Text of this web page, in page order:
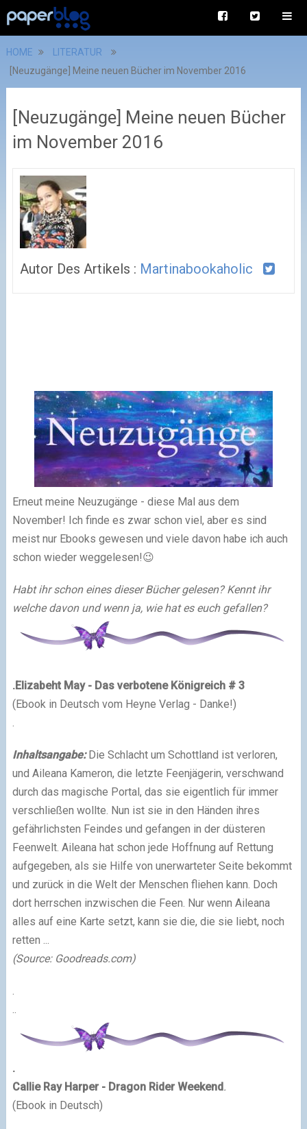
HOME
LITERATUR
[Neuzugänge] Meine neuen Bücher im November 2016
[Neuzugänge] Meine neuen Bücher
im November 2016
Autor Des Artikels : Martinabookaholic
Erneut meine Neuzugänge - diese Mal aus dem
November! Ich finde es zwar schon viel, aber es sind
meist nur Ebooks gewesen und viele davon habe ich auch
schon wieder weggelesen!😉
Habt ihr schon eines dieser Bücher gelesen? Kennt ihr
welche davon und wenn ja, wie hat es euch gefallen?
.Elizabeht May - Das verbotene Königreich # 3
(Ebook in Deutsch vom Heyne Verlag - Danke!)
Inhaltsangabe: Die Schlacht um Schottland ist verloren,
und Aileana Kameron, die letzte Feenjägerin, verschwand
durch das magische Portal, das sie eigentlich für immer
verschließen wollte. Nun ist sie in den Händen ihres
gefährlichsten Feindes und gefangen in der düsteren
Feenwelt. Aileana hat schon jede Hoffnung auf Rettung
aufgegeben, als sie Hilfe von unerwarteter Seite bekommt
und zurück in die Welt der Menschen fliehen kann. Doch
dort herrschen inzwischen die Feen. Nur wenn Aileana
alles auf eine Karte setzt, kann sie die, die sie liebt, noch
retten ...
(Source: Goodreads.com)
.
Callie Ray Harper - Dragon Rider Weekend.
(Ebook in Deutsch)